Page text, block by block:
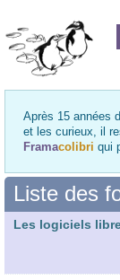
Après 15 années
et les curieux, il
Framacolibri qui
Liste des
Les logiciels